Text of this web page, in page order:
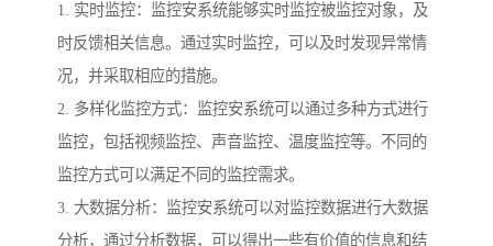
1. 实时监控：监控安系统能够实时监控被监控对象，及
时反馈相关信息。通过实时监控，可以及时发现异常情
况，并采取相应的措施。
2. 多样化监控方式：监控安系统可以通过多种方式进行
监控，包括视频监控、声音监控、温度监控等。不同的
监控方式可以满足不同的监控需求。
3. 大数据分析：监控安系统可以对监控数据进行大数据
分析，通过分析数据，可以得出一些有价值的信息和结